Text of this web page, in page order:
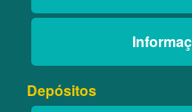
Depósitos